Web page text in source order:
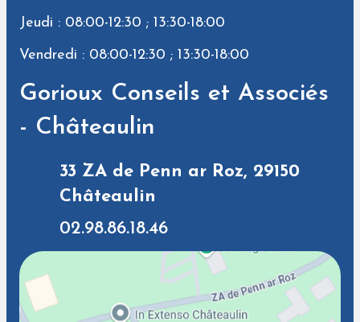
Jeudi : 08:00-12:30 ; 13:30-18:00
Vendredi : 08:00-12:30 ; 13:30-18:00
Gorioux Conseils et Associés
- Châteaulin
33 ZA de Penn ar Roz, 29150
Châteaulin
02.98.86.18.46